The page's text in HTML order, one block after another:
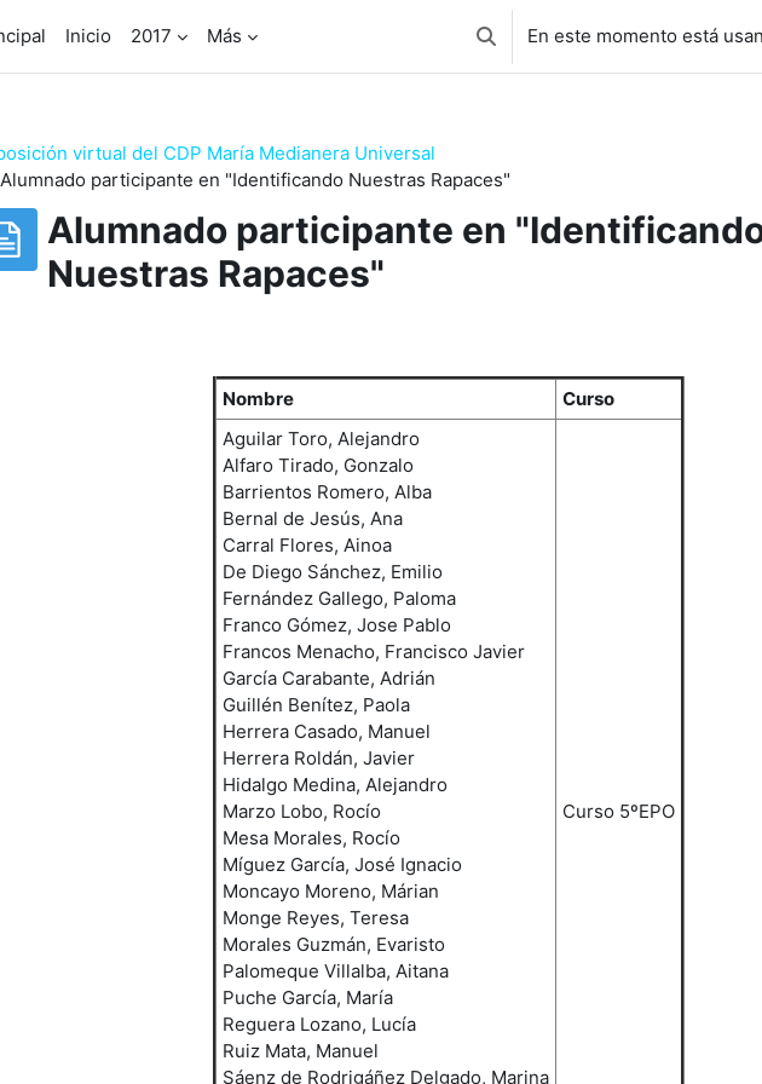
Inicio 2017 Más Selector de búsqueda de entrada
En este momento está
virtual del CDP María Medianera Universal
Alumnado participante en "Identificando Nuestras Rapaces"
Alumnado participante en
Nuestras Rapaces"
Nombre
Curso
Aguilar Toro, Alejandro
Alfaro Tirado, Gonzalo
Barrientos Romero, Alba
Bernal de Jesús, Ana
Carral Flores, Ainoa
De Diego Sánchez, Emilio
Fernández Gallego, Paloma
Franco Gómez, Jose Pablo
Francos Menacho, Francisco Javier
García Carabante, Adrián
Guillén Benítez, Paola
Herrera Casado, Manuel
Herrera Roldán, Javier
Hidalgo Medina, Alejandro
Marzo Lobo, Rocío
Mesa Morales, Rocío
Míguez García, José Ignacio
Moncayo Moreno, Márian
Monge Reyes, Teresa
Morales Guzmán, Evaristo
Palomeque Villalba, Aitana
Puche García, María
Reguera Lozano, Lucía
Ruiz Mata, Manuel
Sáenz de Rodrigáñez Delgado, Marina
Curso 5ºEPO